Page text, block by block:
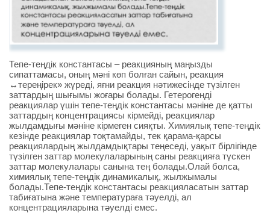
Тепе-теңдік константасы – реакцияның маңызды
сипаттамасы, оның мәні көп болған сайын, реакция
↔тереңірек» жүреді, яғни реакция нәтижесінде түзілген
заттардың шығымы жоғары болады. Гетерогенді
реакциялар үшін тепе-теңдік константасы мәніне де қатты
заттардың концентрациясы кірмейді, реакциялар
жылдамдығы мәніне кірмеген сияқты. Химиялық тепе-теңдік
кезінде реакциялар тоқтамайды, тек қарама-қарсы
реакциялардың жылдамдықтары теңеседі, уақыт бірлігінде
түзілген заттар молекулаларының саны реакцияға түскен
заттар молекулалары санына тең болады.Олай болса,
химиялық тепе-теңдік динамикалық, жылжымалы
болады.Тепе-теңдік константасы реакцияласатын заттар
табиғатына және температураға тәуелді, ал
концентрацияларына тәуелді емес.